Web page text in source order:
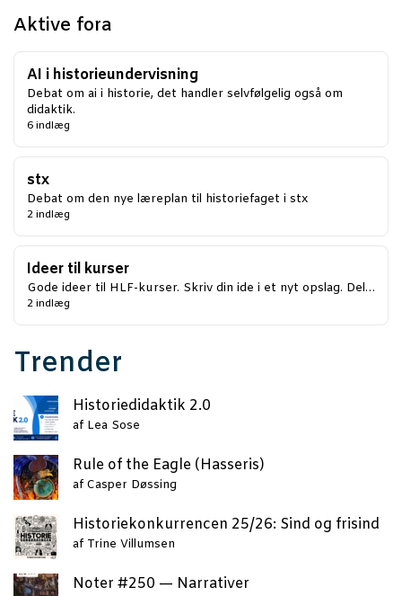
Aktive fora
AI i historieundervisning
Debat om ai i historie, det handler selvfølgelig også om
didaktik.
6 indlæg
stx
Debat om den nye læreplan til historiefaget i stx
2 indlæg
Ideer til kurser
Gode ideer til HLF-kurser. Skriv din ide i et nyt opslag. Del…
2 indlæg
Trender
Histo­ri­e­di­dak­tik 2.0
af Lea Sose
Rule of the Eag­le (Has­se­ris)
af Casper Døssing
Histo­rie­kon­kur­ren­cen 25/26: Sind og frisind
af Trine Villumsen
Noter #250 — Narrativer